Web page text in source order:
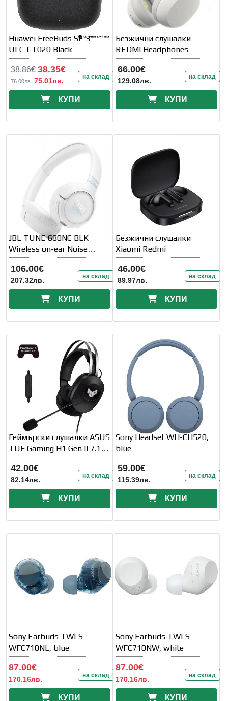
Huawei FreeBuds SE 3
ULC-CT020 Black
38.86€ 38.35€
76.00лв. 75.01лв. на склад
КУПИ
Безжични слушалки
REDMI Headphones
66.00€
129.08лв. на склад
КУПИ
JBL TUNE 680NC BLK
Wireless on-ear Noise
cancelling headphones
106.00€
207.32лв. на склад
КУПИ
Безжични слушалки
Xiaomi Redmi
46.00€
89.97лв. на склад
КУПИ
Геймърски слушалки ASUS
TUF Gaming H1 Gen II 7.1
Surround Sound
42.00€
82.14лв. на склад
КУПИ
Sony Headset WH-CH520,
blue
59.00€
115.39лв. на склад
КУПИ
Sony Earbuds TWLS
WFC710NL, blue
87.00€
170.16лв. на склад
КУПИ
Sony Earbuds TWLS
WFC710NW, white
87.00€
170.16лв. на склад
КУПИ